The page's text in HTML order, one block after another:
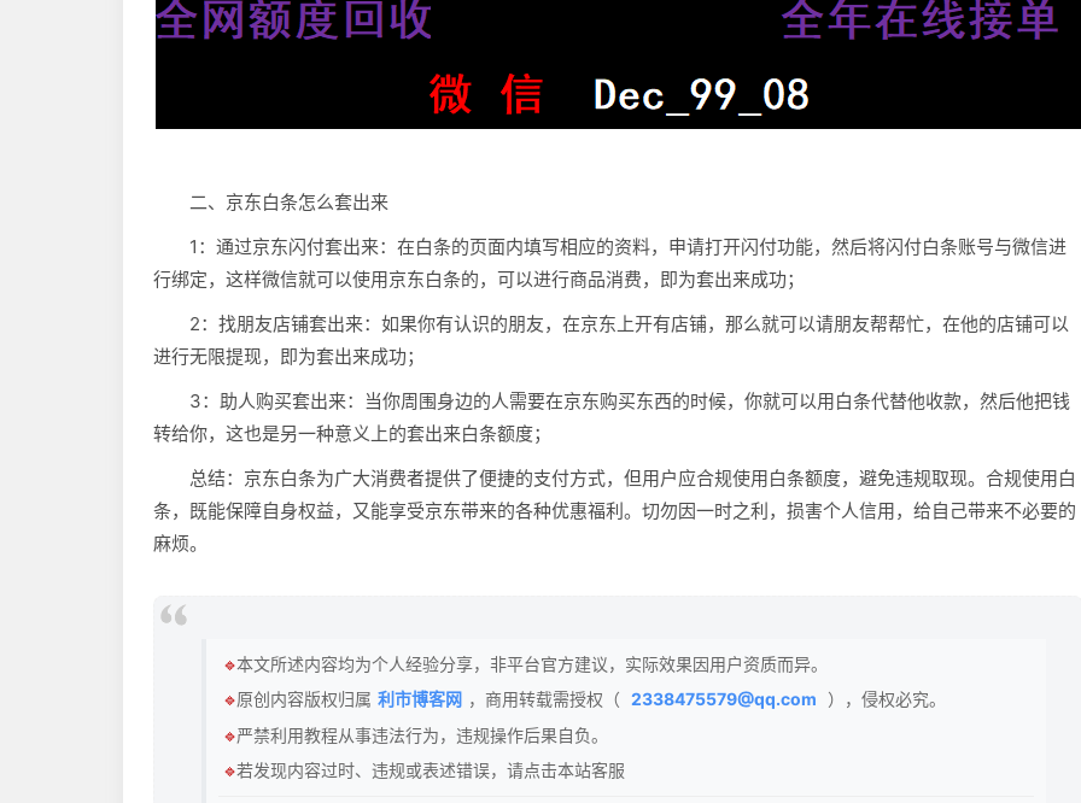
二、京东白条怎么套出来
1：通过京东闪付套出来：在白条的页面内填写相应的资料，申请打开闪付功能，然后将闪付白条账号与微信进
行绑定，这样微信就可以使用京东白条的，可以进行商品消费，即为套出来成功；
2：找朋友店铺套出来：如果你有认识的朋友，在京东上开有店铺，那么就可以请朋友帮帮忙，在他的店铺可以
进行无限提现，即为套出来成功；
3：助人购买套出来：当你周围身边的人需要在京东购买东西的时候，你就可以用白条代替他收款，然后他把钱
转给你，这也是另一种意义上的套出来白条额度；
总结：京东白条为广大消费者提供了便捷的支付方式，但用户应合规使用白条额度，避免违规取现。合规使用白
条，既能保障自身权益，又能享受京东带来的各种优惠福利。切勿因一时之利，损害个人信用，给自己带来不必要的
麻烦。
🔹本文所述内容均为个人经验分享，非平台官方建议，实际效果因用户资质而异。
🔹原创内容版权归属 利市博客网 ，商用转载需授权（ 2338475579@qq.com
），侵权必究。
🔹严禁利用教程从事违法行为，违规操作后果自负。
🔹若发现内容过时、违规或表述错误，请点击本站客服